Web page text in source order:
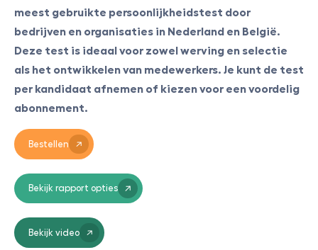
meest gebruikte persoonlijkheidstest door
bedrijven en organisaties in Nederland en België.
Deze test is ideaal voor zowel werving en selectie
als het ontwikkelen van medewerkers. Je kunt de test
per kandidaat afnemen of kiezen voor een voordelig
abonnement.
Bestellen
Bekijk rapport opties
Bekijk video